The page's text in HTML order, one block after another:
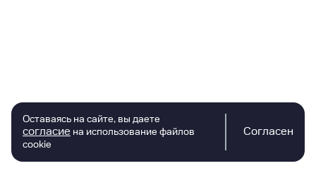
Оставаясь на сайте, вы даете
согласие на использование файлов
cookie
Согласен